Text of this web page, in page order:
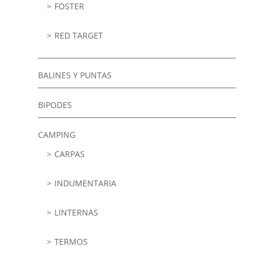
FOSTER
RED TARGET
BALINES Y PUNTAS
BIPODES
CAMPING
CARPAS
INDUMENTARIA
LINTERNAS
TERMOS